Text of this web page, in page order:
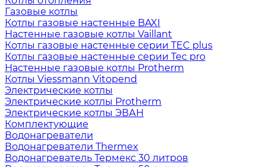
Газовые котлы
Котлы газовые настенные BAXI
Настенные газовые котлы Vaillant
Котлы газовые настенные серии TEC plus
Котлы газовые настенные серии Tec pro
Настенные газовые котлы Protherm
Котлы Viessmann Vitopend
Электрические котлы
Электрические котлы Protherm
Электрические котлы ЭВАН
Комплектующие
Водонагреватели
Водонагреватели Thermex
Водонагреватель Термекс 30 литров